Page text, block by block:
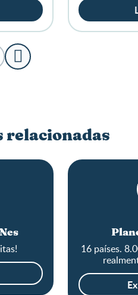
relacionadas
16 países.